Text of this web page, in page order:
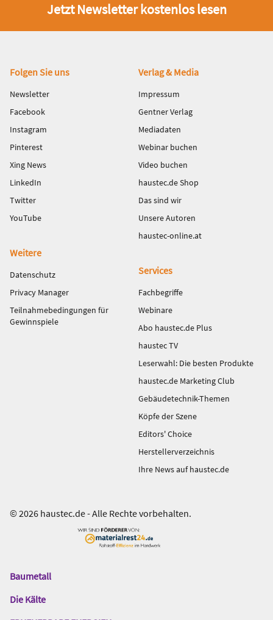
Jetzt Newsletter kostenlos lesen
Fußbereich
Folgen Sie uns
Newsletter
Facebook
Instagram
Pinterest
Xing News
LinkedIn
Twitter
YouTube
Verlag & Media
Impressum
Gentner Verlag
Mediadaten
Webinar buchen
Video buchen
haustec.de Shop
Das sind wir
Unsere Autoren
haustec-online.at
Weitere
Datenschutz
Privacy Manager
Teilnahmebedingungen für
Gewinnspiele
Services
Fachbegriffe
Webinare
Abo haustec.de Plus
haustec TV
Leserwahl: Die besten Produkte
haustec.de Marketing Club
Gebäudetechnik-Themen
Köpfe der Szene
Editors' Choice
Herstellerverzeichnis
Ihre News auf haustec.de
© 2026 haustec.de - Alle Rechte vorbehalten.
Das
Gentner
Baumetall
Die Kälte